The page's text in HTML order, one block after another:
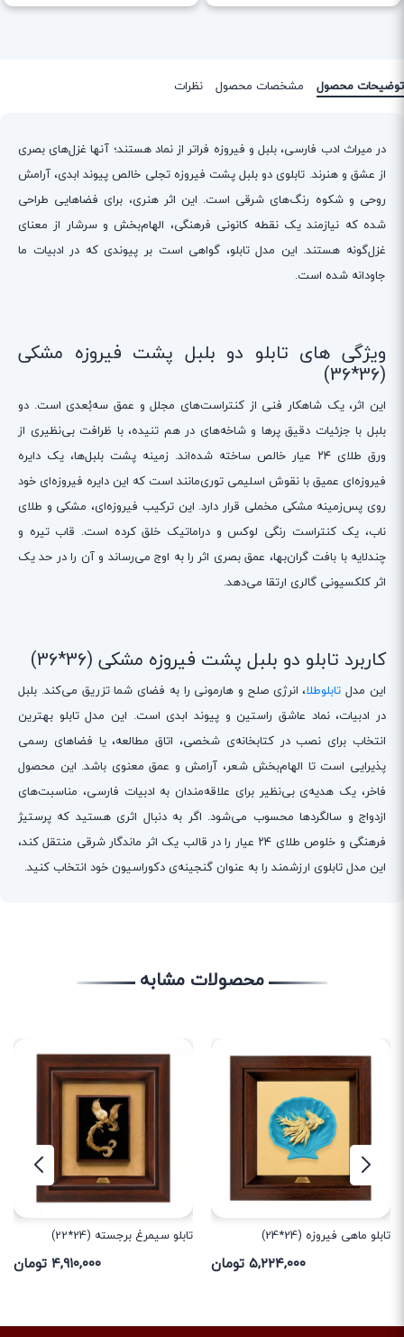
توضیحات محصول مشخصات محصول نظرات
در میراث ادب فارسی، بلبل و فیروزه فراتر از نماد هستند؛ آنها غزل‌های بصری
از عشق و هنرند. تابلوی دو بلبل پشت فیروزه تجلی خالص پیوند ابدی، آرامش
روحی و شکوه رنگ‌های شرقی است. این اثر هنری، برای فضاهایی طراحی
شده که نیازمند یک نقطه کانونی فرهنگی، الهام‌بخش و سرشار از معنای
غزل‌گونه هستند. این مدل تابلو، گواهی است بر پیوندی که در ادبیات ما
جاودانه شده است.
ویژگی های تابلو دو بلبل پشت فیروزه مشکی
(36*36)
این اثر، یک شاهکار فنی از کنتراست‌های مجلل و عمق سه‌بُعدی است. دو
بلبل با جزئیات دقیق پرها و شاخه‌های در هم تنیده، با ظرافت بی‌نظیری از
ورق طلای ۲۴ عیار خالص ساخته شده‌اند. زمینه پشت بلبل‌ها، یک دایره
فیروزه‌ای عمیق با نقوش اسلیمی توری‌مانند است که این دایره فیروزه‌ای خود
روی پس‌زمینه مشکی مخملی قرار دارد. این ترکیب فیروزه‌ای، مشکی و طلای
ناب، یک کنتراست رنگی لوکس و دراماتیک خلق کرده است. قاب تیره و
چندلایه با بافت گران‌بها، عمق بصری اثر را به اوج می‌رساند و آن را در حد یک
اثر کلکسیونی گالری ارتقا می‌دهد.
کاربرد تابلو دو بلبل پشت فیروزه مشکی (36*36)
این مدل تابلوطلا، انرژی صلح و هارمونی را به فضای شما تزریق می‌کند. بلبل
در ادبیات، نماد عاشق راستین و پیوند ابدی است. این مدل تابلو بهترین
انتخاب برای نصب در کتابخانه‌ی شخصی، اتاق مطالعه، یا فضاهای رسمی
پذیرایی است تا الهام‌بخش شعر، آرامش و عمق معنوی باشد. این محصول
فاخر، یک هدیه‌ی بی‌نظیر برای علاقه‌مندان به ادبیات فارسی، مناسبت‌های
ازدواج و سالگردها محسوب می‌شود. اگر به دنبال اثری هستید که پرستیژ
فرهنگی و خلوص طلای ۲۴ عیار را در قالب یک اثر ماندگار شرقی منتقل کند،
این مدل تابلوی ارزشمند را به عنوان گنجینه‌ی دکوراسیون خود انتخاب کنید.
محصولات مشابه
تابلو ماهی فیروزه (24*24)
۵,۲۲۴,۰۰۰ تومان
تابلو سیمرغ برجسته (24*22)
۴,۹۱۰,۰۰۰ تومان